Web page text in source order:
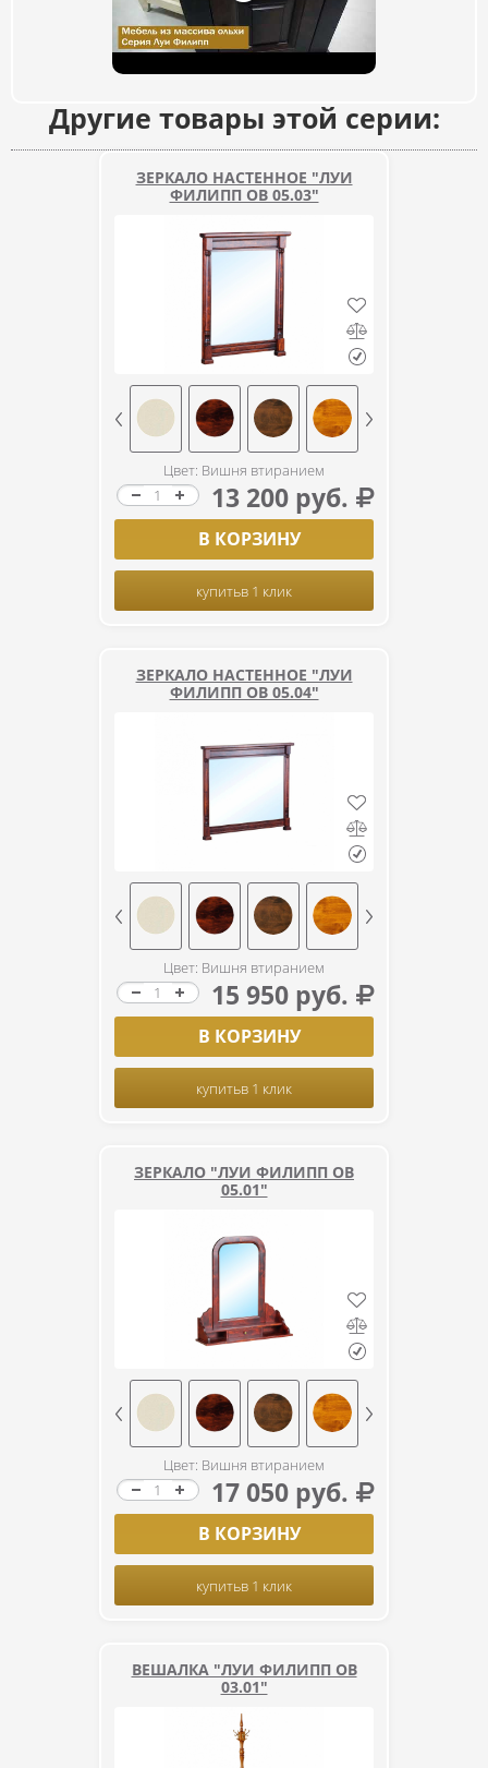
Другие товары этой серии:
ЗЕРКАЛО НАСТЕННОЕ "ЛУИ
ФИЛИПП ОВ 05.03"
Цвет: Вишня втиранием
13 200 руб.
В КОРЗИНУ
купитьв 1 клик
ЗЕРКАЛО НАСТЕННОЕ "ЛУИ
ФИЛИПП ОВ 05.04"
Цвет: Вишня втиранием
15 950 руб.
В КОРЗИНУ
купитьв 1 клик
ЗЕРКАЛО "ЛУИ ФИЛИПП ОВ
05.01"
Цвет: Вишня втиранием
17 050 руб.
В КОРЗИНУ
купитьв 1 клик
ВЕШАЛКА "ЛУИ ФИЛИПП ОВ
03.01"